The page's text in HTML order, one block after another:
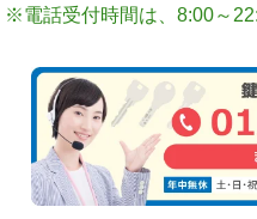
※電話受付時間は、8:00～